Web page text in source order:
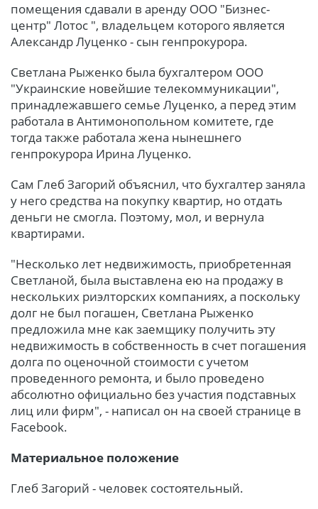
помещения сдавали в аренду ООО "Бизнес-
центр" Лотос ", владельцем которого является
Александр Луценко - сын генпрокурора.
Светлана Рыженко была бухгалтером ООО
"Украинские новейшие телекоммуникации",
принадлежавшего семье Луценко, а перед этим
работала в Антимонопольном комитете, где
тогда также работала жена нынешнего
генпрокурора Ирина Луценко.
Сам Глеб Загорий объяснил, что бухгалтер заняла
у него средства на покупку квартир, но отдать
деньги не смогла. Поэтому, мол, и вернула
квартирами.
"Несколько лет недвижимость, приобретенная
Светланой, была выставлена ею на продажу в
нескольких риэлторских компаниях, а поскольку
долг не был погашен, Светлана Рыженко
предложила мне как заемщику получить эту
недвижимость в собственность в счет погашения
долга по оценочной стоимости с учетом
проведенного ремонта, и было проведено
абсолютно официально без участия подставных
лиц или фирм", - написал он на своей странице в
Facebook.
Материальное положение
Глеб Загорий - человек состоятельный.